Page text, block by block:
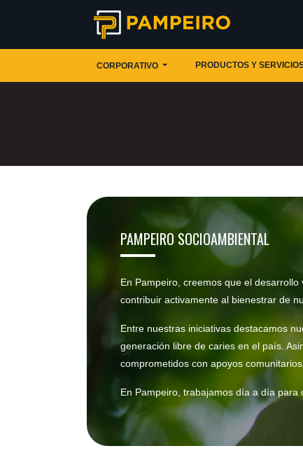
CORPORATIVO PRODUCTOS Y
PAMPEIRO SOCIOAMBIENTAL
En Pampeiro, creemos que el
contribuir activamente al bienestrar de
Entre nuestras iniciativas destacamos
generación libre de caries en el país.
comprometidos con apoyos
En Pampeiro, trabajamos día a día para